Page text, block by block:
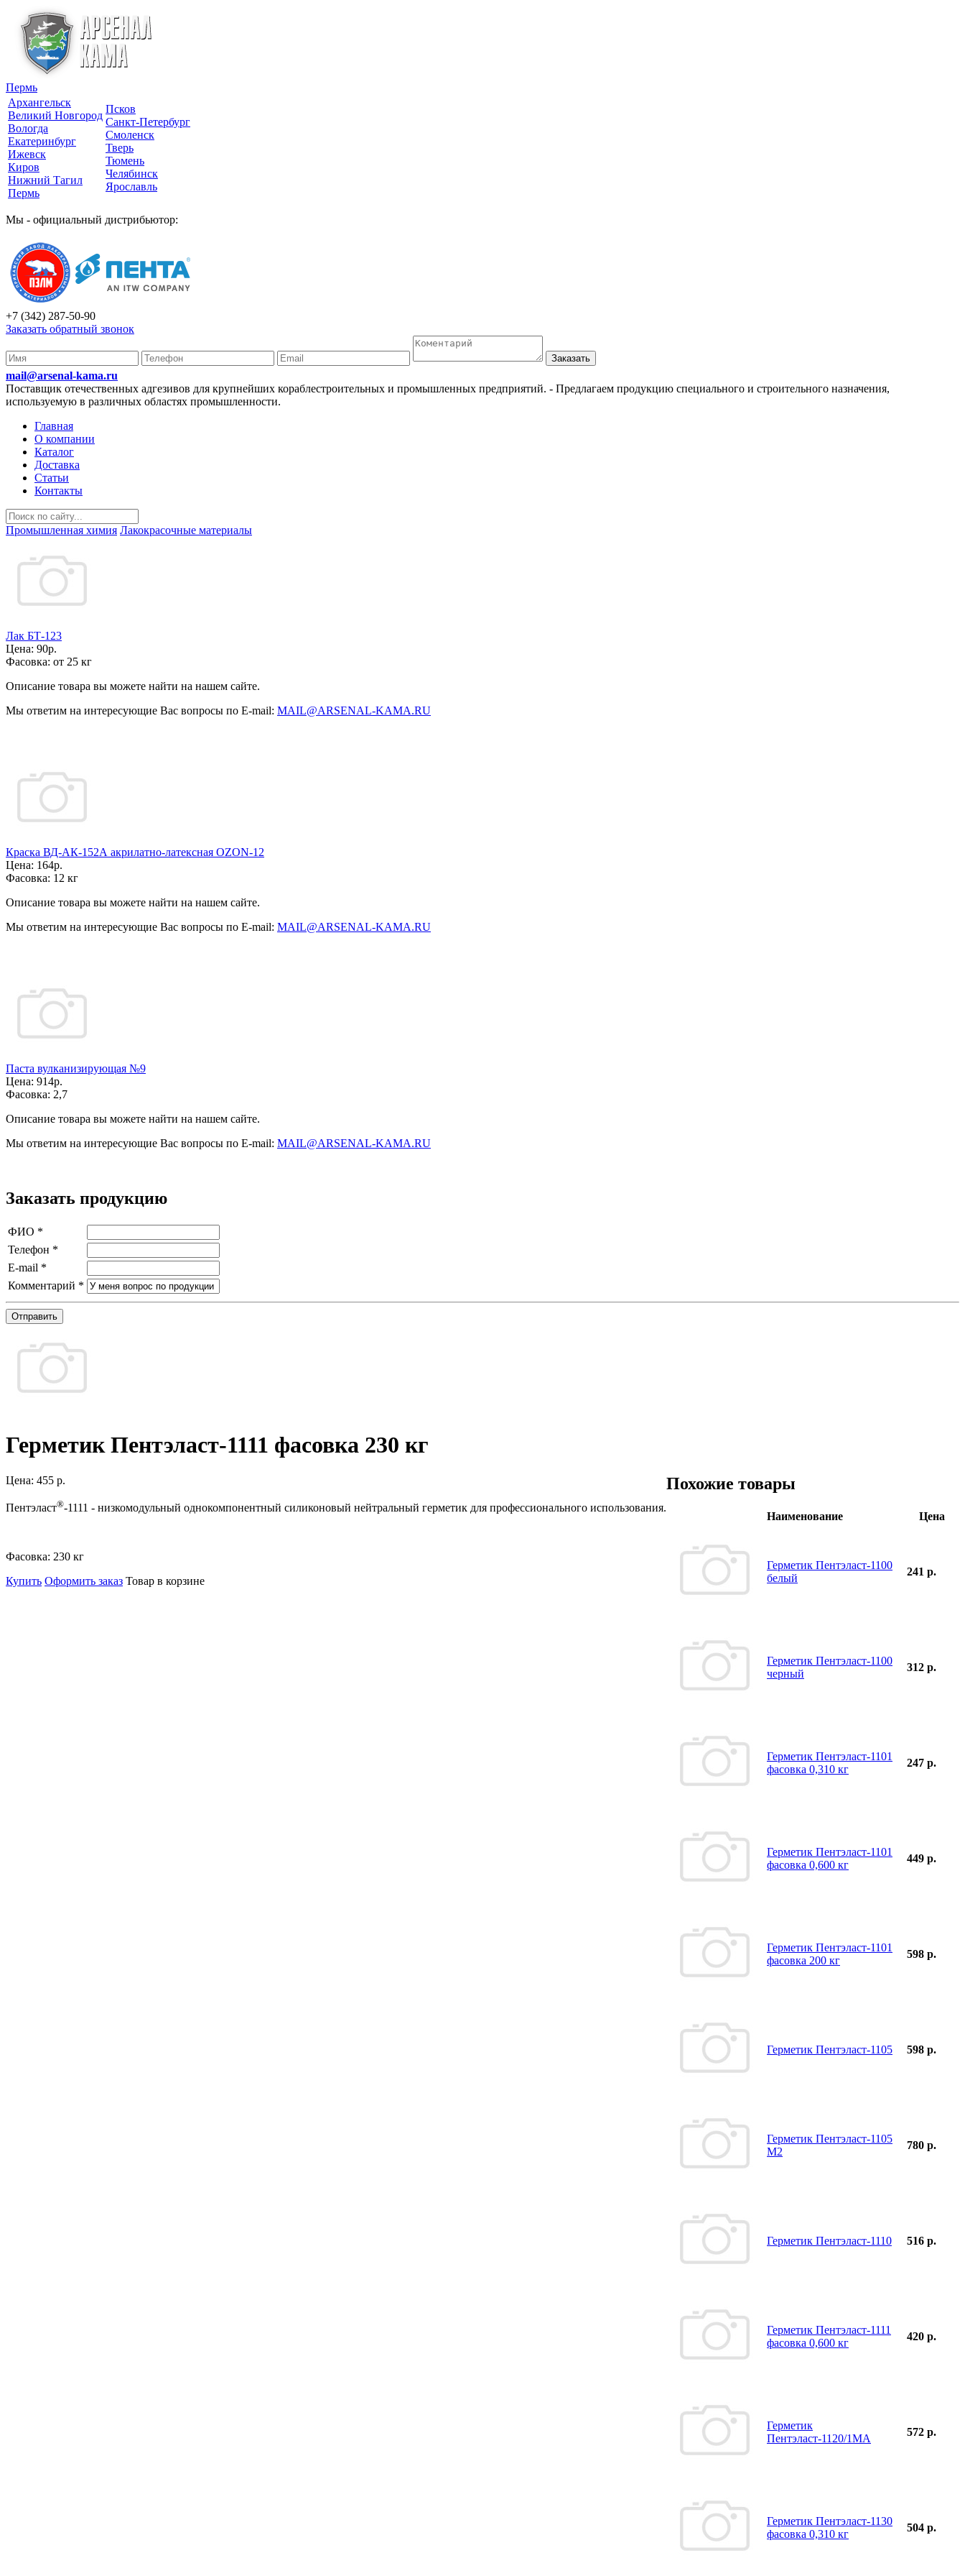
Пермь
Архангельск
Великий Новгород
Вологда
Екатеринбург
Ижевск
Киров
Нижний Тагил
Пермь
Псков
Санкт-Петербург
Смоленск
Тверь
Тюмень
Челябинск
Ярославль
Мы - официальный дистрибьютор:
+7 (342) 287-50-90
Заказать обратный звонок
Заказать
mail@arsenal-kama.ru
Поставщик отечественных адгезивов для крупнейших кораблестроительных и промышленных предприятий. - Предлагаем продукцию специального и строительного назначения,
используемую в различных областях промышленности.
Главная
О компании
Каталог
Доставка
Статьи
Контакты
Промышленная химия Лакокрасочные материалы
Лак БТ-123
Цена: 90р.
Фасовка: от 25 кг
Описание товара вы можете найти на нашем сайте.
Мы ответим на интересующие Вас вопросы по E-mail: MAIL@ARSENAL-KAMA.RU
Краска ВД-АК-152А акрилатно-латексная OZON-12
Цена: 164р.
Фасовка: 12 кг
Описание товара вы можете найти на нашем сайте.
Мы ответим на интересующие Вас вопросы по E-mail: MAIL@ARSENAL-KAMA.RU
Паста вулканизирующая №9
Цена: 914р.
Фасовка: 2,7
Описание товара вы можете найти на нашем сайте.
Мы ответим на интересующие Вас вопросы по E-mail: MAIL@ARSENAL-KAMA.RU
Заказать продукцию
ФИО *
Телефон *
E-mail *
Комментарий *
Отправить
Герметик Пентэласт-1111 фасовка 230 кг
Цена: 455 р.
Пентэласт®-1111 - низкомодульный однокомпонентный силиконовый нейтральный герметик для профессионального использования.
Фасовка: 230 кг
Купить Оформить заказ Товар в корзине
Похожие товары
Наименование Цена
Герметик Пентэласт-1100
белый
241 р.
Герметик Пентэласт-1100
черный
312 р.
Герметик Пентэласт-1101
фасовка 0,310 кг
247 р.
Герметик Пентэласт-1101
фасовка 0,600 кг
449 р.
Герметик Пентэласт-1101
фасовка 200 кг
598 р.
Герметик Пентэласт-1105 598 р.
Герметик Пентэласт-1105
М2
780 р.
Герметик Пентэласт-1110 516 р.
Герметик Пентэласт-1111
фасовка 0,600 кг
420 р.
Герметик
Пентэласт-1120/1МА
572 р.
Герметик Пентэласт-1130
фасовка 0,310 кг
504 р.